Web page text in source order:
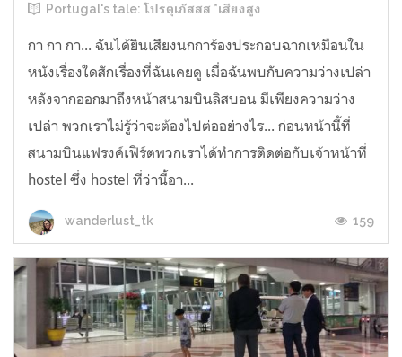
Portugal's tale: โปรตุเก๊สสส *เสียงสูง
กา กา กา... ฉันได้ยินเสียงนกการ้องประกอบฉากเหมือนใน
หนังเรื่องใดสักเรื่องที่ฉันเคยดู เมื่อฉันพบกับความว่างเปล่า
หลังจากออกมาถึงหน้าสนามบินลิสบอน มีเพียงความว่าง
เปล่า พวกเราไม่รู้ว่าจะต้องไปต่ออย่างไร... ก่อนหน้านี้ที่
สนามบินแฟรงค์เฟิร์ตพวกเราได้ทำการติดต่อกับเจ้าหน้าที่
hostel ซึ่ง hostel ที่ว่านี้อา...
wanderlust_tk 159